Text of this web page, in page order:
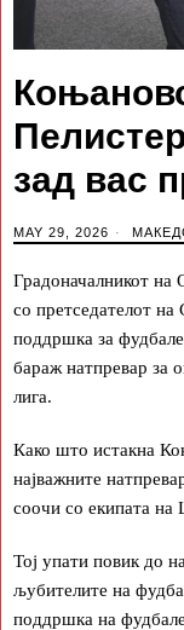
зад вас
MAY 29, 2026
Градоначалникот
со претседателот
поддршка за
бараж натпревар за
лига.
Како што истакна
најважните
соочи со екипата
Тој упати повик до
љубителите на
поддршка на